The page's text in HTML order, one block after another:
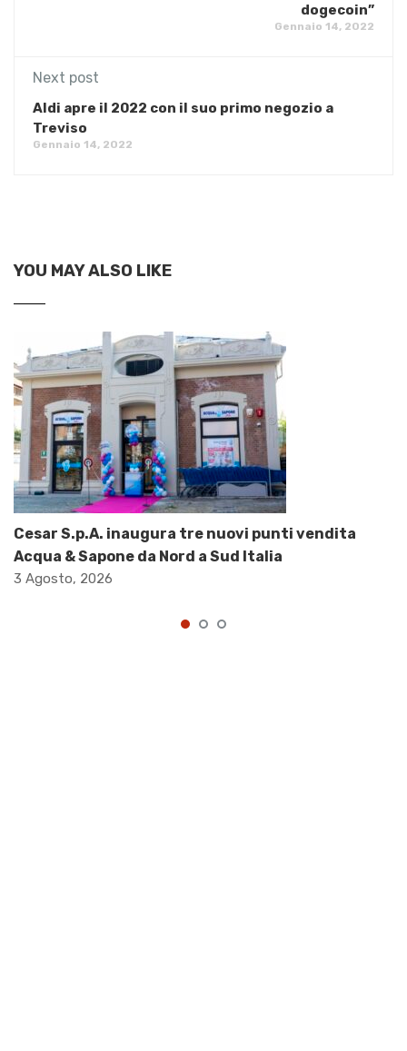
dogecoin”
Gennaio 14, 2022
Next post
Aldi apre il 2022 con il suo primo negozio a
Treviso
Gennaio 14, 2022
YOU MAY ALSO LIKE
Cesar S.p.A. inaugura tre nuovi punti vendita
Acqua & Sapone da Nord a Sud Italia
3 Agosto, 2026